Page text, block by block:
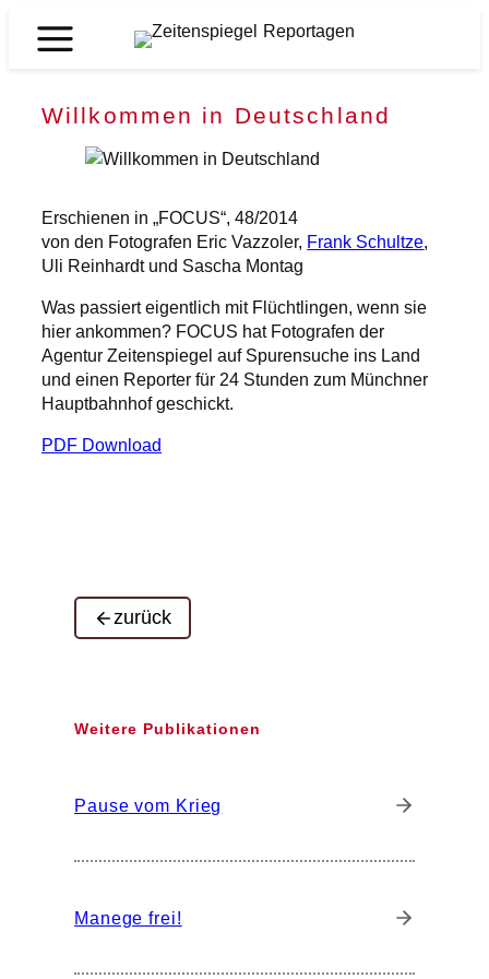
Inhalt
Zeitenspiegel
Willkommen in Deutschland
Erschienen in „FOCUS“, 48/2014
von den Fotografen Eric Vazzoler, Frank Schultze,
Uli Reinhardt und Sascha Montag
Was passiert eigentlich mit Flüchtlingen, wenn sie
hier ankommen? FOCUS hat Fotografen der
Agentur Zeitenspiegel auf Spurensuche ins Land
und einen Reporter für 24 Stunden zum Münchner
Hauptbahnhof geschickt.
PDF Download
zurück
Weitere Publikationen
Pause vom Krieg
Manege frei!